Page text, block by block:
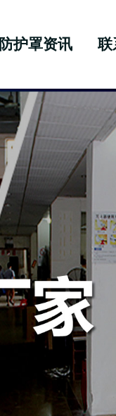
防护罩资讯 联